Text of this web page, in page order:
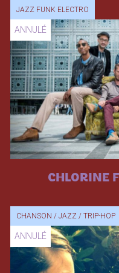
JAZZ FUNK ELECTRO
ANNULÉ
CHLORINE
CHANSON / JAZZ / TRIP-HOP
ANNULÉ